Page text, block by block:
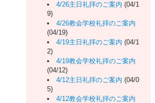
4/26主日礼拝のご案内 (04/1
9)
4/26教会学校礼拝のご案内
(04/19)
4/19主日礼拝のご案内 (04/1
2)
4/19教会学校礼拝のご案内
(04/12)
4/12主日礼拝のご案内 (04/0
5)
4/12教会学校礼拝のご案内